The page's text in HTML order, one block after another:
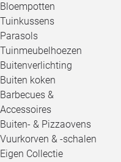
Bloempotten
Tuinkussens
Parasols
Tuinmeubelhoezen
Buitenverlichting
Buiten koken
Barbecues &
Accessoires
Buiten- & Pizzaovens
Vuurkorven & -schalen
Eigen Collectie